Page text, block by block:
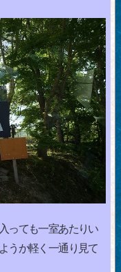
っても一室あたりい
うか軽く一通り見て